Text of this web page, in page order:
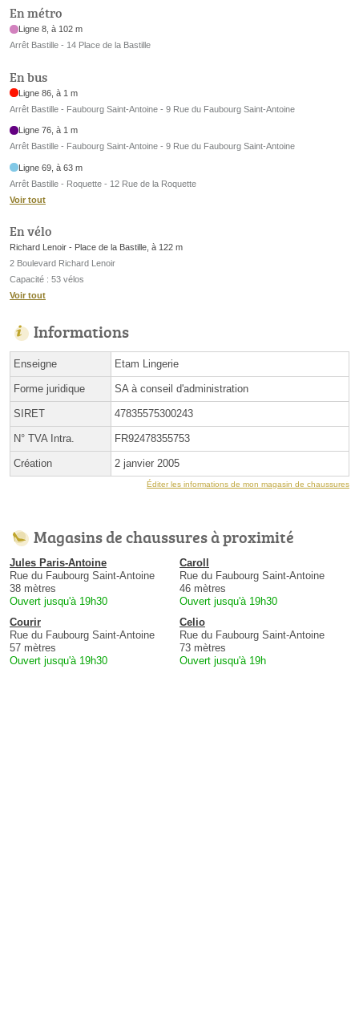
En métro
Ligne 8, à 102 m
Arrêt Bastille - 14 Place de la Bastille
En bus
Ligne 86, à 1 m
Arrêt Bastille - Faubourg Saint-Antoine - 9 Rue du Faubourg Saint-Antoine
Ligne 76, à 1 m
Arrêt Bastille - Faubourg Saint-Antoine - 9 Rue du Faubourg Saint-Antoine
Ligne 69, à 63 m
Arrêt Bastille - Roquette - 12 Rue de la Roquette
Voir tout
En vélo
Richard Lenoir - Place de la Bastille, à 122 m
2 Boulevard Richard Lenoir
Capacité : 53 vélos
Voir tout
Informations
Enseigne Etam Lingerie
Forme juridique SA à conseil d'administration
SIRET 47835575300243
N° TVA Intra. FR92478355753
Création 2 janvier 2005
Éditer les informations de mon magasin de chaussures
Magasins de chaussures à proximité
Jules Paris-Antoine
Rue du Faubourg Saint-Antoine
38 mètres
Ouvert jusqu'à 19h30
Caroll
Rue du Faubourg Saint-Antoine
46 mètres
Ouvert jusqu'à 19h30
Courir
Rue du Faubourg Saint-Antoine
57 mètres
Ouvert jusqu'à 19h30
Celio
Rue du Faubourg Saint-Antoine
73 mètres
Ouvert jusqu'à 19h